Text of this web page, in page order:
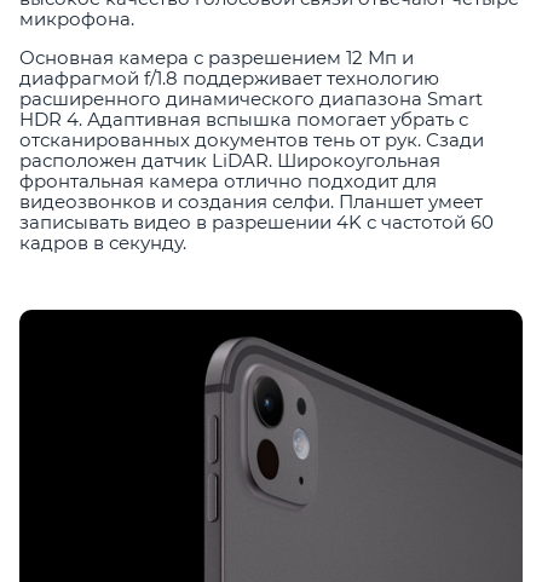
микрофона.
Основная камера с разрешением 12 Мп и
диафрагмой f/1.8 поддерживает технологию
расширенного динамического диапазона Smart
HDR 4. Адаптивная вспышка помогает убрать с
отсканированных документов тень от рук. Сзади
расположен датчик LiDAR. Широкоугольная
фронтальная камера отлично подходит для
видеозвонков и создания селфи. Планшет умеет
записывать видео в разрешении 4K с частотой 60
кадров в секунду.